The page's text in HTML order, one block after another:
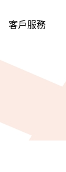
客戶服務